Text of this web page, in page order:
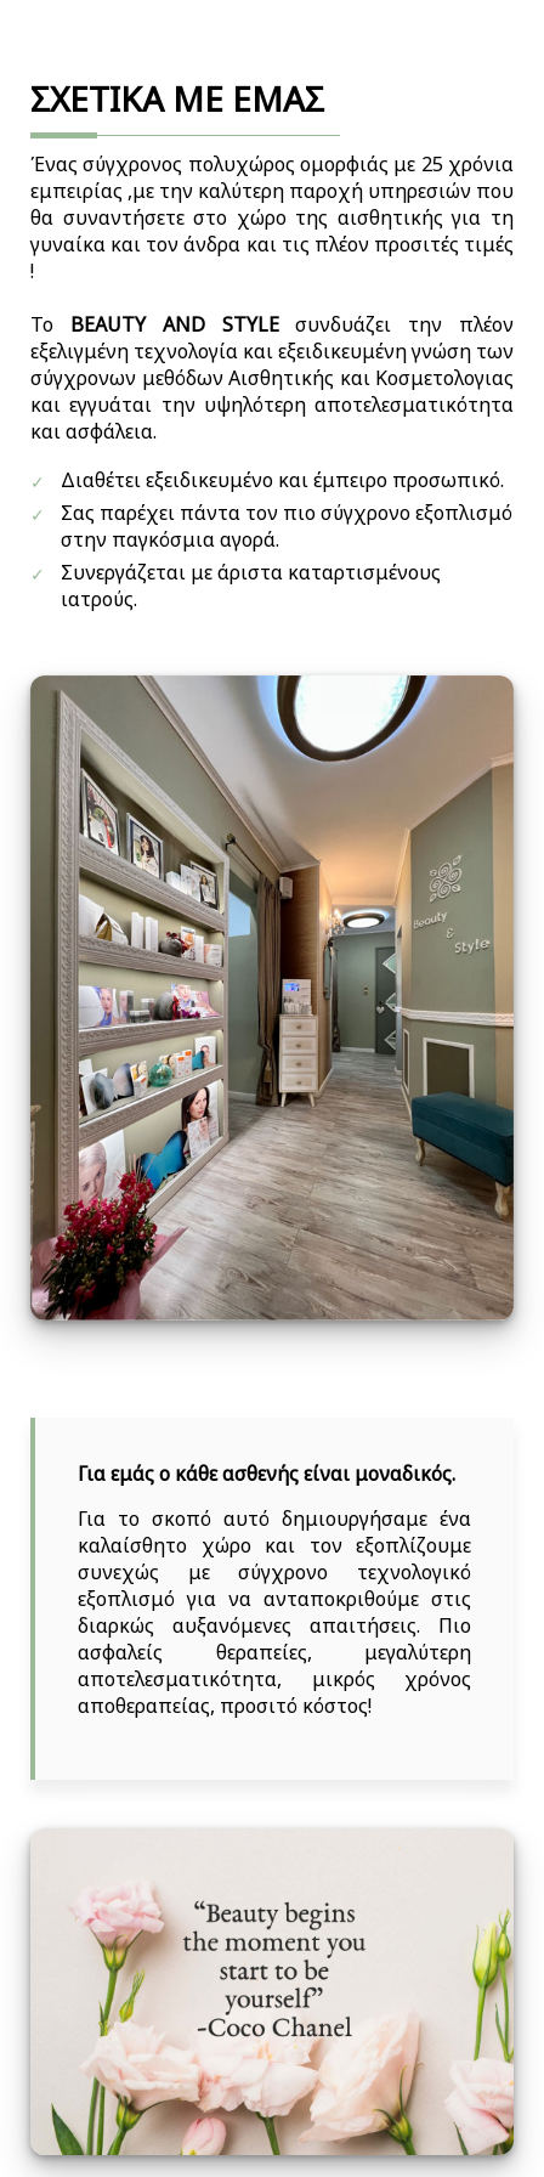
ΣΧΕΤΙΚΑ ΜΕ ΕΜΑΣ
Ένας σύγχρονος πολυχώρος ομορφιάς με 25 χρόνια
εμπειρίας ,με την καλύτερη παροχή υπηρεσιών που
θα συναντήσετε στο χώρο της αισθητικής για τη
γυναίκα και τον άνδρα και τις πλέον προσιτές τιμές
!
Το BEAUTY AND STYLEσυνδυάζει την πλέον
εξελιγμένη τεχνολογία και εξειδικευμένη γνώση των
σύγχρονων μεθόδων Αισθητικής και Κοσμετολογιας
και εγγυάται την υψηλότερη αποτελεσματικότητα
και ασφάλεια.
Διαθέτει εξειδικευμένο και έμπειρο προσωπικό.
Σας παρέχει πάντα τον πιο σύγχρονο εξοπλισμό
στην παγκόσμια αγορά.
Συνεργάζεται με άριστα καταρτισμένους
ιατρούς.
Για εμάς ο κάθε ασθενής είναι μοναδικός.
Για το σκοπό αυτό δημιουργήσαμε ένα
καλαίσθητο χώρο και τον εξοπλίζουμε
συνεχώς με σύγχρονο τεχνολογικό
εξοπλισμό για να ανταποκριθούμε στις
διαρκώς αυξανόμενες απαιτήσεις. Πιο
ασφαλείς θεραπείες, μεγαλύτερη
αποτελεσματικότητα, μικρός χρόνος
αποθεραπείας, προσιτό κόστος!